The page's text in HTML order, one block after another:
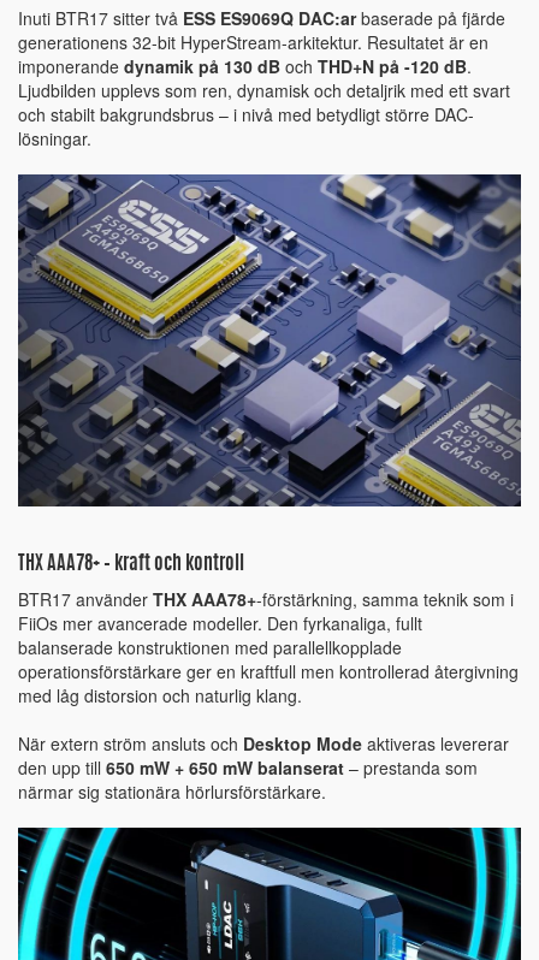
Inuti BTR17 sitter två ESS ES9069Q DAC:arbaserade på fjärde
generationens 32-bit HyperStream-arkitektur. Resultatet är en
imponerande dynamik på 130 dB och THD+N på -120 dB.
Ljudbilden upplevs som ren, dynamisk och detaljrik med ett svart
och stabilt bakgrundsbrus – i nivå med betydligt större DAC-
lösningar.
THX AAA78+ – kraft och kontroll
BTR17 använder THX AAA78+-förstärkning, samma teknik som i
FiiOs mer avancerade modeller. Den fyrkanaliga, fullt
balanserade konstruktionen med parallellkopplade
operationsförstärkare ger en kraftfull men kontrollerad återgivning
med låg distorsion och naturlig klang.
När extern ström ansluts och Desktop Mode aktiveras levererar
den upp till 650 mW + 650 mW balanserat – prestanda som
närmar sig stationära hörlursförstärkare.